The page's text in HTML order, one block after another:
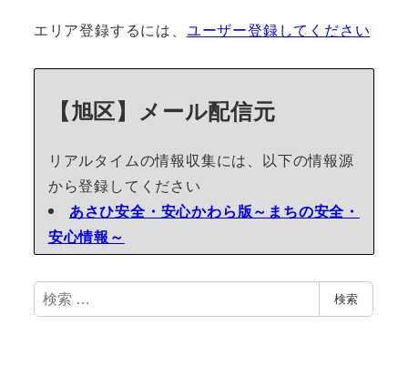
エリア登録するには、 ユーザー登録してください
【旭区】メール配信元
リアルタイムの情報収集には、以下の情報源
から登録してください
あさひ安全・安心かわら版～まちの安全・
安心情報～
検
索
検索